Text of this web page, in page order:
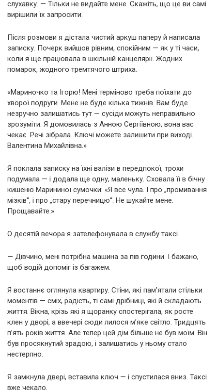
слухавку. — Тільки не видайте мене. Скажіть, що це ви самі
вирішили їх запросити.
Після розмови я дістала чистий аркуш паперу й написала
записку. Почерк вийшов рівним, спокійним — як у ті часи,
коли я ще працювала в шкільній канцелярії. Жодних
помарок, жодного тремтячого штриха.
«Мариночко та Ігорю! Мені терміново треба поїхати до
хворої подруги. Мене не буде кілька тижнів. Вам буде
незручно залишатись тут — сусіди можуть неправильно
зрозуміти. Я домовилась з Анною Сергіївною, вона вас
чекає. Речі зібрала. Ключі можете залишити при виході.
Валентина Михайлівна.»
Я поклала записку на їхні валізи в передпокої, трохи
подумала — і додала ще одну, маленьку. Сховала її в бічну
кишеню Марининої сумочки: «Я все чула. І про „промивання
мізків“, і про „стару перечницю“. Не шукайте мене.
Прощавайте.»
О десятій вечора я зателефонувала в службу таксі.
— Дівчино, мені потрібна машина за пів години. І бажано,
щоб водій допоміг із багажем.
Я востаннє оглянула квартиру. Стіни, які пам’ятали стільки
моментів — сміх, радість, ті самі дрібниці, які й складають
життя. Вікна, крізь які я щоранку спостерігала, як росте
клен у дворі, а ввечері сюди лилося м’яке світло. Тридцять
п’ять років життя. Але тепер цей дім більше не був моїм. Він
був просякнутий зрадою, і залишатись у ньому стало
нестерпно.
Я замкнула двері, вставила ключ — і спустилася вниз. Таксі
вже чекало.